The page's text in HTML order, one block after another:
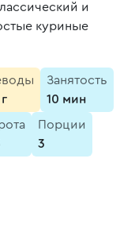
и
куриные
Занятость
10 мин
Порции
3